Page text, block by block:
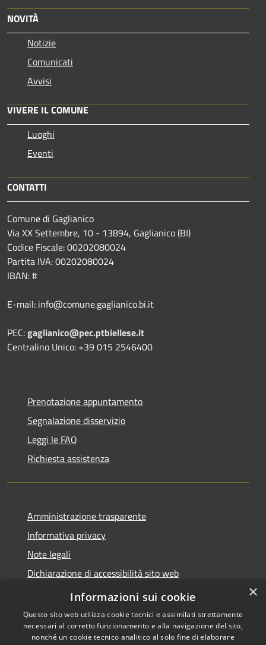
NOVITÀ
Notizie
Comunicati
Avvisi
VIVERE IL COMUNE
Luoghi
Eventi
CONTATTI
Comune di Gaglianico
Via XX Settembre, 10 - 13894, Gaglianico (BI)
Codice Fiscale: 00202080024
Partita IVA: 00202080024
IBAN: #
E-mail: info@comune.gaglianico.bi.it
PEC:gaglianico@pec.ptbiellese.it
Centralino Unico: +39 015 2546400
Prenotazione appuntamento
Segnalazione disservizio
Leggi le FAQ
Richiesta assistenza
Amministrazione trasparente
Informativa privacy
Note legali
Dichiarazione di accessibilità sito web
WhistleblowingPA
×
Informazioni sui cookie
Questo sito web utilizza cookie tecnici e assimilati strettamente
necessari al corretto funzionamento e alla navigazione del sito,
nonché un cookie tecnico analitico al solo fine di elaborare